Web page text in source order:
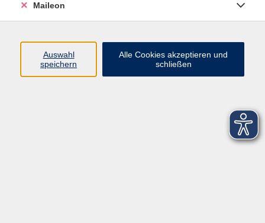
Maileon
Auswahl
speichern
Alle Cookies akzeptieren und
schließen